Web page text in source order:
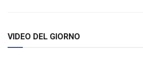
VIDEO DEL GIORNO